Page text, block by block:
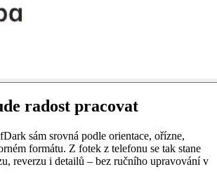
radost pracovat
sám srovná podle orientace, ořízne,
formátu. Z fotek z telefonu se tak stane
reverzu i detailů – bez ručního upravování v